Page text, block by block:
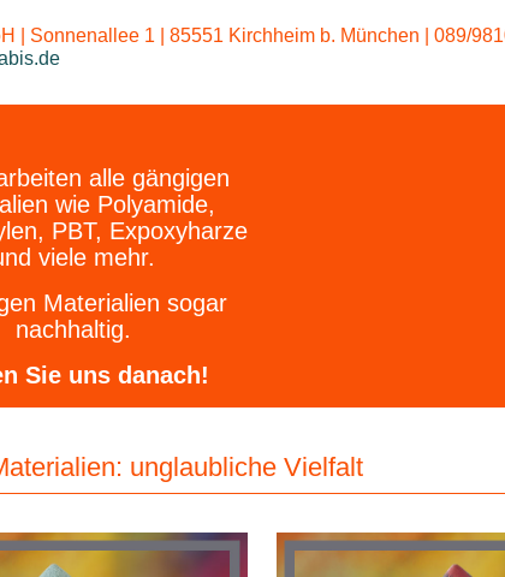
| Sonnenallee 1 | 85551 Kirchheim b. München | 089/
alle gängigen
wie Polyamide,
PBT, Expoxyharze
viele mehr.
Materialien sogar
nachhaltig.
Sie uns danach!
unglaubliche Vielfalt